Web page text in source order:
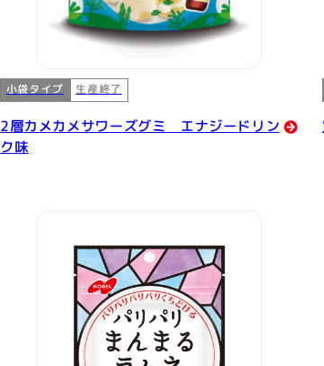
小袋タイプ 生産終了
2層カメカメサワーズグミ エナジードリン
ク味